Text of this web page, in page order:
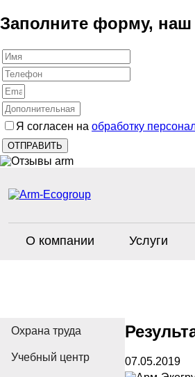
Заполните форму,
Я согласен на обработку
О компании Услуги
Охрана труда
Учебный центр 07.05.2019